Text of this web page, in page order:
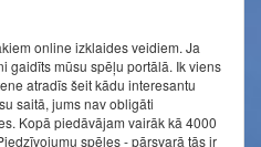
online izklaides veidiem. Ja
gaidīts mūsu spēļu portālā. Ik viens
atradīs šeit kādu interesantu
saitā, jums nav obligāti
Kopā piedāvājam vairāk kā 4000
spēles - pārsvarā tās ir